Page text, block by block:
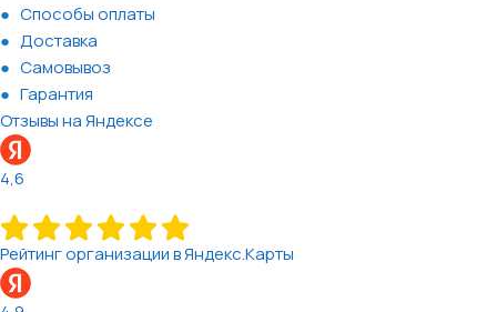
Способы оплаты
Доставка
Самовывоз
Гарантия
Отзывы на Яндексе
4,6
Рейтинг организации в Яндекс.Карты